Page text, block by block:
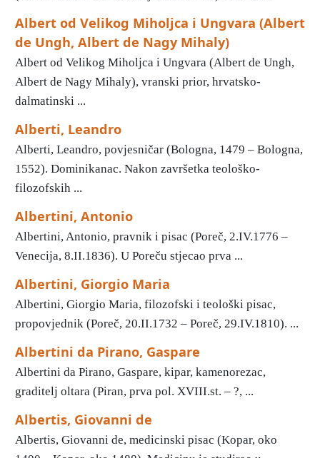
Albert od Velikog Miholjca i Ungvara (Albert
de Ungh, Albert de Nagy Mihaly)
Albert od Velikog Miholjca i Ungvara (Albert de Ungh,
Albert de Nagy Mihaly), vranski prior, hrvatsko-
dalmatinski ...
Alberti, Leandro
Alberti, Leandro, povjesničar (Bologna, 1479 – Bologna,
1552). Dominikanac. Nakon završetka teološko-
filozofskih ...
Albertini, Antonio
Albertini, Antonio, pravnik i pisac (Poreč, 2.IV.1776 –
Venecija, 8.II.1836). U Poreču stjecao prva ...
Albertini, Giorgio Maria
Albertini, Giorgio Maria, filozofski i teološki pisac,
propovjednik (Poreč, 20.II.1732 – Poreč, 29.IV.1810). ...
Albertini da Pirano, Gaspare
Albertini da Pirano, Gaspare, kipar, kamenorezac,
graditelj oltara (Piran, prva pol. XVIII.st. – ?, ...
Albertis, Giovanni de
Albertis, Giovanni de, medicinski pisac (Kopar, oko